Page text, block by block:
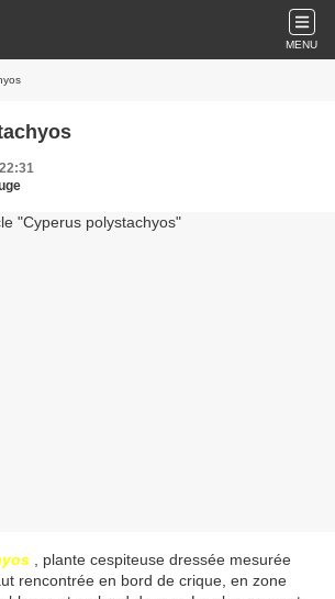
MENU
, plante cespiteuse dressée mesurée
rencontrée en bord de crique, en zone